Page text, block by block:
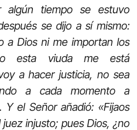
algún tiempo se estuvo
se dijo a sí mismo:
a Dios ni me importan los
esta viuda me está
a hacer justicia, no sea
a cada momento a
Y el Señor añadió: «Fijaos
injusto; pues Dios, ¿no